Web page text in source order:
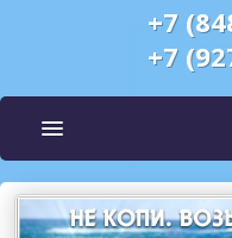
+7
+7
ГОРЯЩИЕ